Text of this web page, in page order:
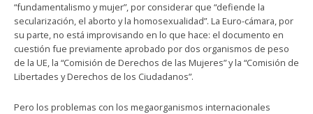
“fundamentalismo y mujer”, por considerar que “defiende la
secularización, el aborto y la homosexualidad”. La Euro-cámara, por
su parte, no está improvisando en lo que hace: el documento en
cuestión fue previamente aprobado por dos organismos de peso
de la UE, la “Comisión de Derechos de las Mujeres” y la “Comisión de
Libertades y Derechos de los Ciudadanos”.
Pero los problemas con los megaorganismos internacionales